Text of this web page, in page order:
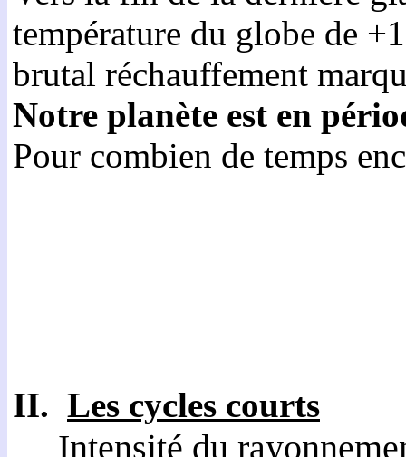
température du globe de
brutal réchauffement
Notre planète est en
Pour combien de temps
II. Les cycles courts
Intensité du